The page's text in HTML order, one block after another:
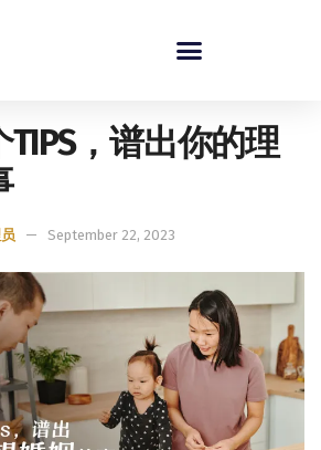
，谱出你的理
September 22, 2023